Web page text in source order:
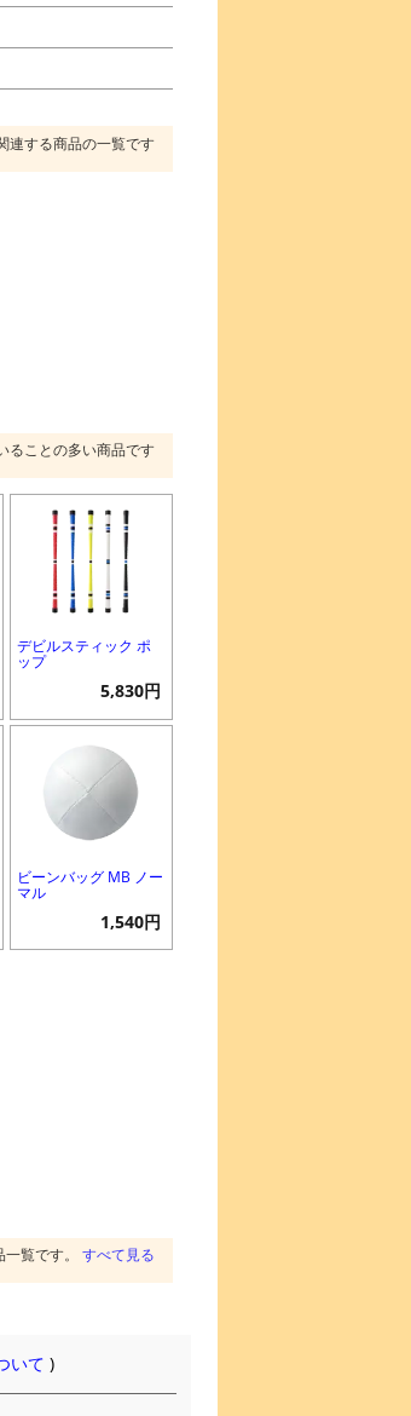
連する商品の一覧です
ることの多い商品です
デビルスティック ポ
ップ
5,830円
ビーンバッグ MB ノー
マル
1,540円
覧です。 すべて見る
いて )